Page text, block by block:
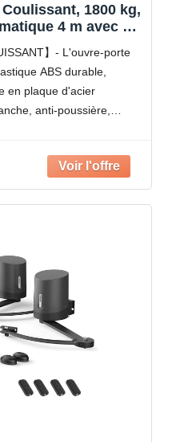
1800 kg,
4 m avec 4
APP, Moteur
Allée Roulante,
Opérateur de
】- L'ouvre-porte
ABS durable,
en plaque d'acier
anti-poussière,